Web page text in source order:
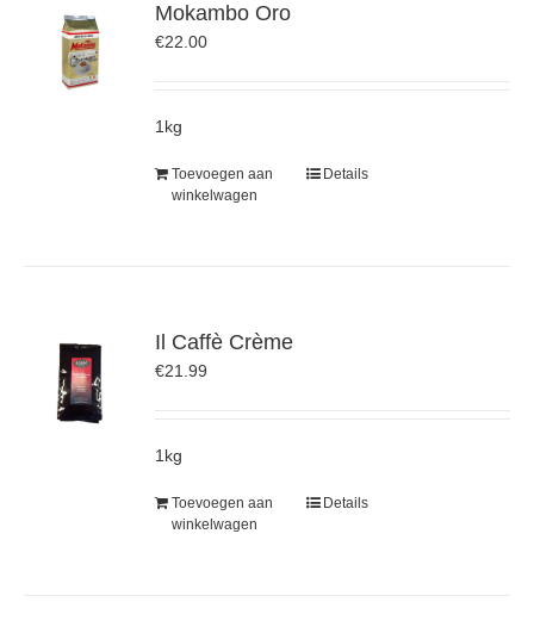
Mokambo Oro
€22.00
1kg
Toevoegen aan
winkelwagen
Details
Il Caffè Crème
€21.99
1kg
Toevoegen aan
winkelwagen
Details